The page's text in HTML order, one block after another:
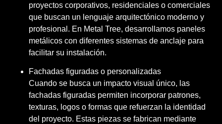
proyectos corporativos, residenciales o comerciales
que buscan un lenguaje arquitectónico moderno y
profesional. En Metal Tree, desarrollamos paneles
metálicos con diferentes sistemas de anclaje para
facilitar su instalación.
Fachadas figuradas o personalizadas
Cuando se busca un impacto visual único, las
fachadas figuradas permiten incorporar patrones,
texturas, logos o formas que refuerzan la identidad
del proyecto. Estas piezas se fabrican mediante